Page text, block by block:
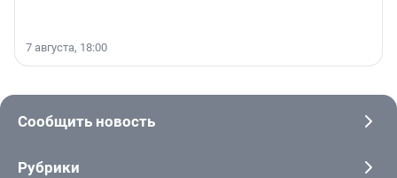
7 августа, 18:00
Сообщить новость
Рубрики